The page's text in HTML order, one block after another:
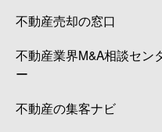
不動産売却の窓口
不動産業界M&A相談セン
ー
不動産の集客ナビ